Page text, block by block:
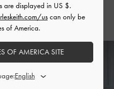
表
are displayed in US $.
us can only be
of America.
OF AMERICA SITE